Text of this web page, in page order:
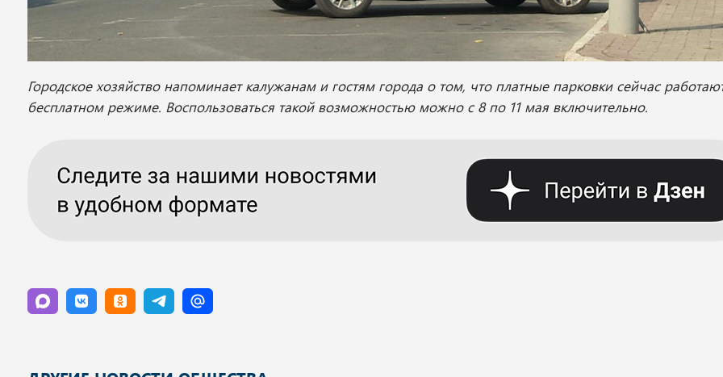
Городское хозяйство напоминает калужанам и гостям города о том, что платные парковки сейчас
бесплатном режиме. Воспользоваться такой возможностью можно с 8 по 11 мая включительно.